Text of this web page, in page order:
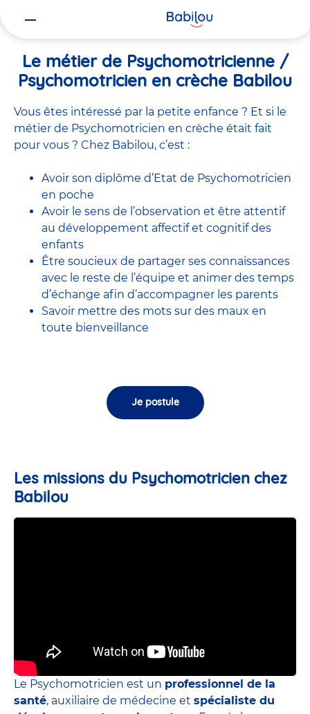
Le métier de Psychomotricienne /
Psychomotricien en crèche Babilou
Vous êtes intéressé par la petite enfance ? Et si le
métier de Psychomotricien en crèche était fait
pour vous ? Chez Babilou, c’est :
Avoir son diplôme d’Etat de Psychomotricien
en poche
Avoir le sens de l’observation et être attentif
au développement affectif et cognitif des
enfants
Être soucieux de partager ses connaissances
avec le reste de l’équipe et animer des temps
d’échange afin d’accompagner les parents
Savoir mettre des mots sur des maux en
toute bienveillance
Je postule
Les missions du Psychomotricien chez
Babilou
Le Psychomotricien est un professionnel de la
santé, auxiliaire de médecine et spécialiste du